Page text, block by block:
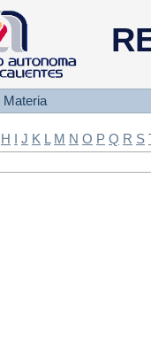
by: Materia
Materia
H I J K L M N O P Q R S